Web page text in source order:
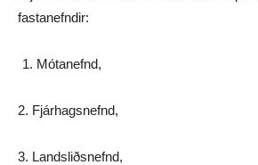
fastanefndir:
Mótanefnd,
2. Fjárhagsnefnd,
3. Landsliðsnefnd,